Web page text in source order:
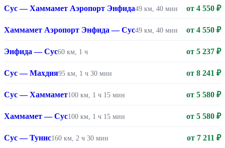
Сус — Хаммамет Аэропорт Энфида49 км, 40 мин от 4 550 ₽
Хаммамет Аэропорт Энфида — Сус49 км, 40 мин от 4 550 ₽
Энфида — Сус60 км, 1 ч от 5 237 ₽
Сус — Махдия95 км, 1 ч 30 мин от 8 241 ₽
Сус — Хаммамет100 км, 1 ч 15 мин от 5 580 ₽
Хаммамет — Сус100 км, 1 ч 15 мин от 5 580 ₽
Сус — Тунис160 км, 2 ч 30 мин от 7 211 ₽